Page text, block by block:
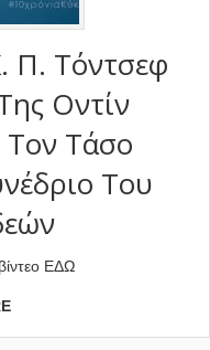
Π. Τόντσεφ
Οντίν
Τάσο
Του
ΕΔΩ